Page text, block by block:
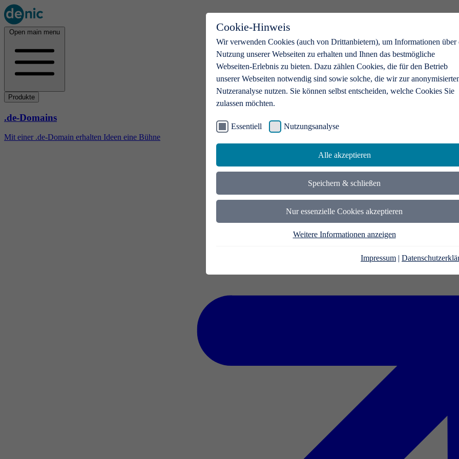
Cookie-Hinweis
Wir verwenden Cookies (auch von Drittanbietern), um Informationen über
Nutzung unserer Webseiten zu erhalten und Ihnen das bestmögliche
Webseiten-Erlebnis zu bieten. Dazu zählen Cookies, die für den Betrieb
unserer Webseiten notwendig sind sowie solche, die wir zur
Nutzeranalyse nutzen. Sie können selbst entscheiden, welche Cookies Sie
zulassen möchten.
Essentiell Nutzungsanalyse
Alle akzeptieren
Speichern & schließen
Nur essenzielle Cookies akzeptieren
Weitere Informationen anzeigen
Impressum |
Open main menu
Produkte
.de-Domains
Mit einer .de-Domain erhalten Ideen eine Bühne